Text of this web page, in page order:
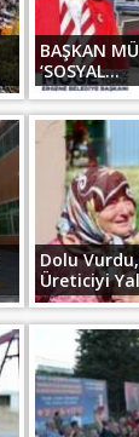
BAŞKAN
‘SOSYAL...
Dolu
Üreticiyi